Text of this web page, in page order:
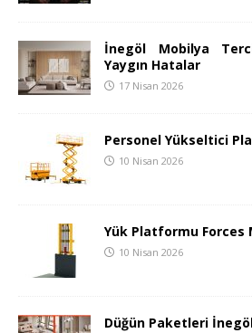
İnegöl Mobilya
Yaygın Hatalar
17 Nisan 2026
Personel Yükseltici
10 Nisan 2026
Yük Platformu Forces
10 Nisan 2026
Düğün Paketleri